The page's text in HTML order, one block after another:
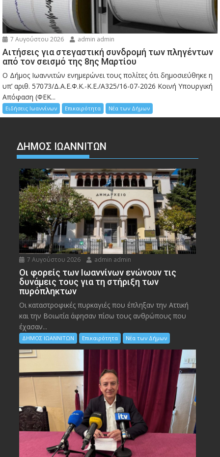
7 Αυγούστου 2026 admin admin
Αιτήσεις για στεγαστική συνδρομή των πληγέντων
από τον σεισμό της 8ης Μαρτίου
Ο Δήμος Ιωαννιτών ενημερώνει τους πολίτες ότι δημοσιεύθηκε η
υπ’ αριθ. 57073/Δ.Α.Ε.Φ.Κ.-Κ.Ε./Α325/16-07-2026 Κοινή Υπουργική
Απόφαση (ΦΕΚ...
Ειδήσεις Ιωαννίνων Επικαιρότητα Νέα των Δήμων
ΔΗΜΟΣ ΙΩΑΝΝΙΤΩΝ
7 Αυγούστου 2026 admin admin
Οι φορείς των Ιωαννίνων ενώνουν τις
δυνάμεις τους για τη στήριξη των
πυρόπληκτων
Οι καταστροφικές πυρκαγιές που έπληξαν την Αττική
και την Bοιωτία άφησαν πίσω τους ανθρώπους που
έχασαν...
ΔΗΜΟΣ ΙΩΑΝΝΙΤΩΝ Επικαιρότητα Νέα των Δήμων